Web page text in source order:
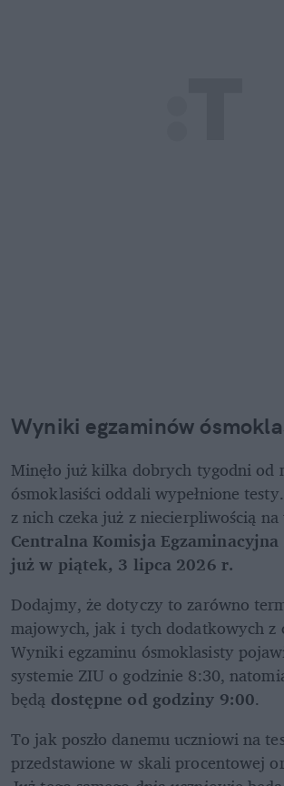
Wyniki egzaminów
Minęło już kilka dobrych tygodni od
ósmoklasiści oddali wypełnione
Centralna Komisja Egzaminacyjna
już w piątek, 3 lipca 2026 r.
Dodajmy, że dotyczy to zarówno
majowych, jak i tych dodatkowych z
Wyniki egzaminu ósmoklasisty
systemie ZIU o godzinie 8:30,
będą dostępne od godziny 9:00.
To jak poszło danemu uczniowi na
przedstawione w skali procentowej